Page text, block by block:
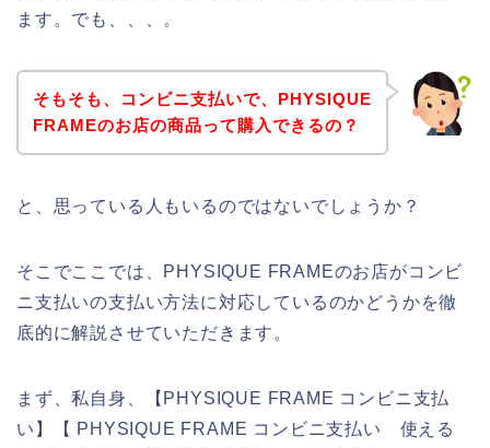
ます。でも、、、。
そもそも、コンビニ支払いで、PHYSIQUE
FRAMEのお店の商品って購入できるの？
と、思っている人もいるのではないでしょうか？
そこでここでは、PHYSIQUE FRAMEのお店がコンビ
ニ支払いの支払い方法に対応しているのかどうかを徹
底的に解説させていただきます。
まず、私自身、【PHYSIQUE FRAME コンビニ支払
い】【 PHYSIQUE FRAME コンビニ支払い 使える